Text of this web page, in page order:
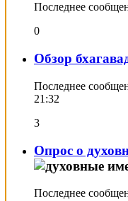
Последнее
0
Обзор
Последнее
21:32
3
Опрос о
Последнее